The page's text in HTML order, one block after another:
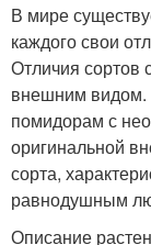
В мире
каждого свои
Отличия сортов
внешним видом.
помидорам с
оригинальной
сорта,
равнодушным
Описание